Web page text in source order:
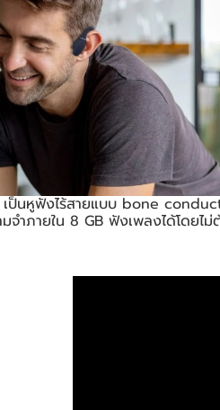
หูฟังไร้สายแบบ bone
จำภายใน 8 GB ฟังเพลงได้โดย